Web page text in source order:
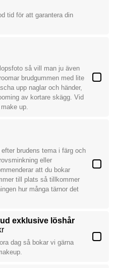
tid för att garantera din
så vill man ju även
brudgummen med lite
upp naglar och händer,
av kortare skägg. Vid
up.
brudens tema i färg och
eller
att du bokar
till plats så tillkommer
hur många tärnor det
exklusive löshår
dag så bokar vi gärna